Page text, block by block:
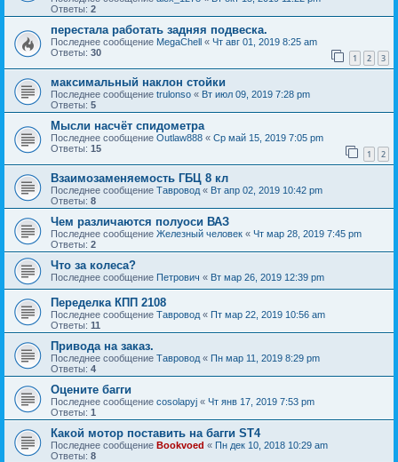
Ответы: 2
перестала работать задняя подвеска.
Последнее сообщение MegaChell « Чт авг 01, 2019 8:25 am
Ответы: 30 1 2 3
максимальный наклон стойки
Последнее сообщение trulonso « Вт июл 09, 2019 7:28 pm
Ответы: 5
Мысли насчёт спидометра
Последнее сообщение Outlaw888 « Ср май 15, 2019 7:05 pm
Ответы: 15 1 2
Взаимозаменяемость ГБЦ 8 кл
Последнее сообщение Тавровод « Вт апр 02, 2019 10:42 pm
Ответы: 8
Чем различаются полуоси ВАЗ
Последнее сообщение Железный человек « Чт мар 28, 2019 7:45 pm
Ответы: 2
Что за колеса?
Последнее сообщение Петрович « Вт мар 26, 2019 12:39 pm
Переделка КПП 2108
Последнее сообщение Тавровод « Пт мар 22, 2019 10:56 am
Ответы: 11
Привода на заказ.
Последнее сообщение Тавровод « Пн мар 11, 2019 8:29 pm
Ответы: 4
Оцените багги
Последнее сообщение cosolapyj « Чт янв 17, 2019 7:53 pm
Ответы: 1
Какой мотор поставить на багги ST4
Последнее сообщение Bookvoed « Пн дек 10, 2018 10:29 am
Ответы: 8